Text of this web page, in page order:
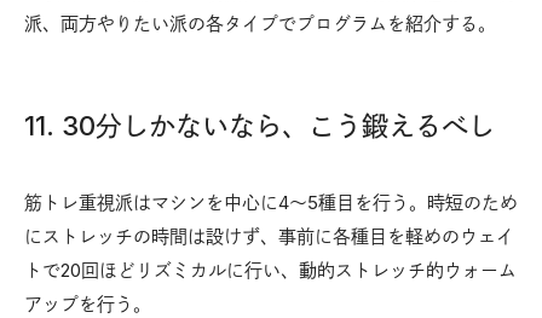
派、両方やりたい派の各タイプでプログラムを紹介する。
11. 30分しかないなら、こう鍛えるべし
筋トレ重視派はマシンを中心に4〜5種目を行う。時短のため
にストレッチの時間は設けず、事前に各種目を軽めのウェイ
トで20回ほどリズミカルに行い、動的ストレッチ的ウォーム
アップを行う。